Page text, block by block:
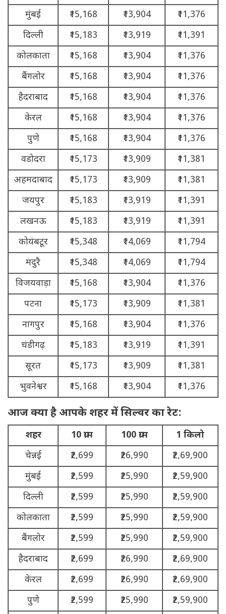
मुंबई
₹15,168 ₹13,904
₹11,376
दिल्ली
₹15,183 ₹13,919
₹11,391
कोलकाता
₹15,168 ₹13,904
₹11,376
बैंगलोर
₹15,168 ₹13,904
₹11,376
हैदराबाद
₹15,168 ₹13,904
₹11,376
केरल
₹15,168 ₹13,904
₹11,376
पुणे
₹15,168 ₹13,904
₹11,376
वडोदरा
₹15,173 ₹13,909
₹11,381
अहमदाबाद
₹15,173 ₹13,909
₹11,381
जयपुर
₹15,183 ₹13,919
₹11,391
लखनऊ
₹15,183 ₹13,919
₹11,391
कोयंबटूर
₹15,348 ₹14,069
₹11,794
मदुरै
₹15,348 ₹14,069
₹11,794
विजयवाड़ा
₹15,168 ₹13,904
₹11,376
पटना
₹15,173 ₹13,909
₹11,381
नागपुर
₹15,168 ₹13,904
₹11,376
चंडीगढ़
₹15,183 ₹13,919
₹11,391
सूरत
₹15,173 ₹13,909
₹11,381
भुवनेश्वर
₹15,168 ₹13,904 ₹11,376
आज क्या है आपके शहर में सिल्वर का रेट:
शहर 10 ग्राम 100 ग्राम
1 किलो
चेन्नई
₹2,699 ₹26,990
₹2,69,900
मुंबई
₹2,599 ₹25,990
₹2,59,900
दिल्ली
₹2,599 ₹25,990
₹2,59,900
कोलकाता
₹2,599 ₹25,990
₹2,59,900
बैंगलोर
₹2,599 ₹25,990
₹2,59,900
हैदराबाद
₹2,699 ₹26,990
₹2,69,900
केरल
₹2,699 ₹26,990
₹2,69,900
पुणे
₹2,599 ₹25,990
₹2,59,900